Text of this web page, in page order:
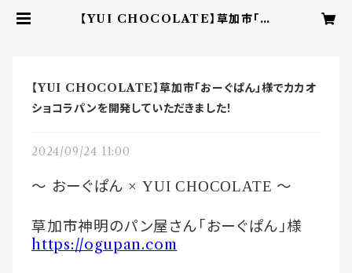
【YUI CHOCOLATE】草加市「お
【YUI CHOCOLATE】草加市「おーぐぱん」様でカカオ
ショコラパンを開発していただきました！
2024/09/24 11:00
〜 おーぐぱん × YUI CHOCOLATE 〜
草加市神明のパン屋さん「おーぐぱん」様
https://ogupan.com